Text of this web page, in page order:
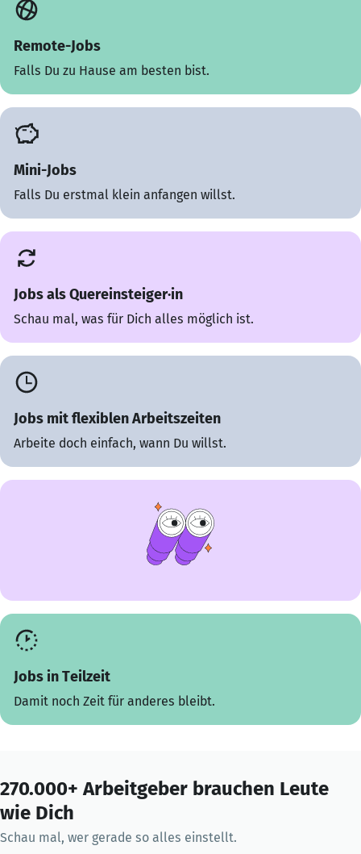
Remote-Jobs
Falls Du zu Hause am besten bist.
Mini-Jobs
Falls Du erstmal klein anfangen willst.
Jobs als Quereinsteiger·in
Schau mal, was für Dich alles möglich ist.
Jobs mit flexiblen Arbeitszeiten
Arbeite doch einfach, wann Du willst.
Jobs in Teilzeit
Damit noch Zeit für anderes bleibt.
270.000+ Arbeitgeber brauchen Leute
wie Dich
Schau mal, wer gerade so alles einstellt.